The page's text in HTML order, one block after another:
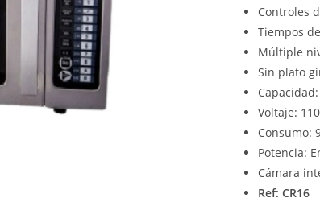
Controles
Tiempos
Múltiple
Sin plato
Voltaje:
Consumo:
Potencia:
Cámara
Ref: CR16